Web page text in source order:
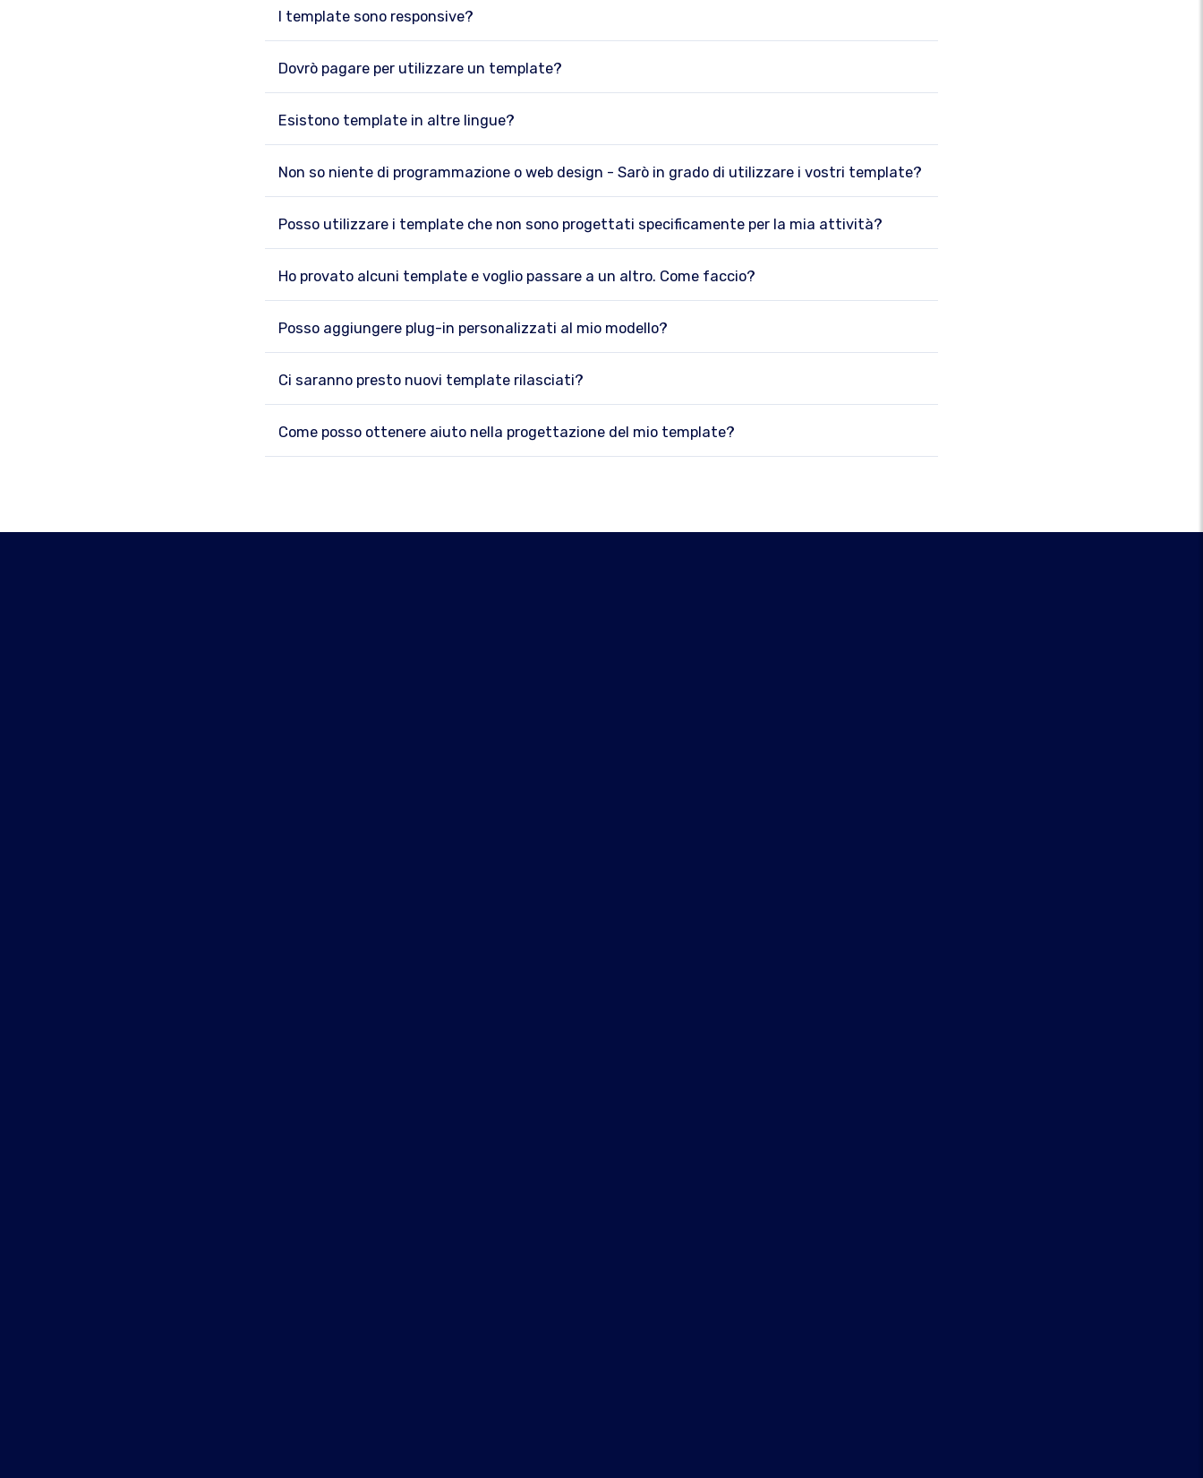
I template sono responsive?
Dovrò pagare per utilizzare un template?
Esistono template in altre lingue?
Non so niente di programmazione o web design - Sarò in grado di utilizzare i vostri template?
Posso utilizzare i template che non sono progettati specificamente per la mia attività?
Ho provato alcuni template e voglio passare a un altro. Come faccio?
Posso aggiungere plug-in personalizzati al mio modello?
Ci saranno presto nuovi template rilasciati?
Come posso ottenere aiuto nella progettazione del mio template?